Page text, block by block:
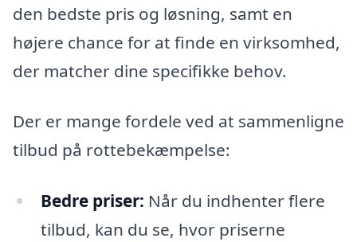
den bedste pris og løsning, samt en
højere chance for at finde en virksomhed,
der matcher dine specifikke behov.
Der er mange fordele ved at sammenligne
tilbud på rottebekæmpelse:
Bedre priser: Når du indhenter flere
tilbud, kan du se, hvor priserne